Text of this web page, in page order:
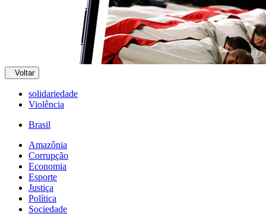
Voltar
solidariedade
Violência
Brasil
Amazônia
Corrupção
Economia
Esporte
Justiça
Política
Sociedade